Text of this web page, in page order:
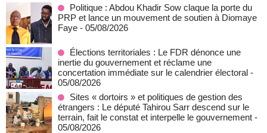
Politique : Abdou Khadir Sow claque la porte du
PRP et lance un mouvement de soutien à Diomaye
Faye - 05/08/2026
Élections territoriales : Le FDR dénonce une
inertie du gouvernement et réclame une
concertation immédiate sur le calendrier électoral -
05/08/2026
Sites « dortoirs » et politiques de gestion des
étrangers : Le député Tahirou Sarr descend sur le
terrain, fait le constat et interpelle le gouvernement -
05/08/2026